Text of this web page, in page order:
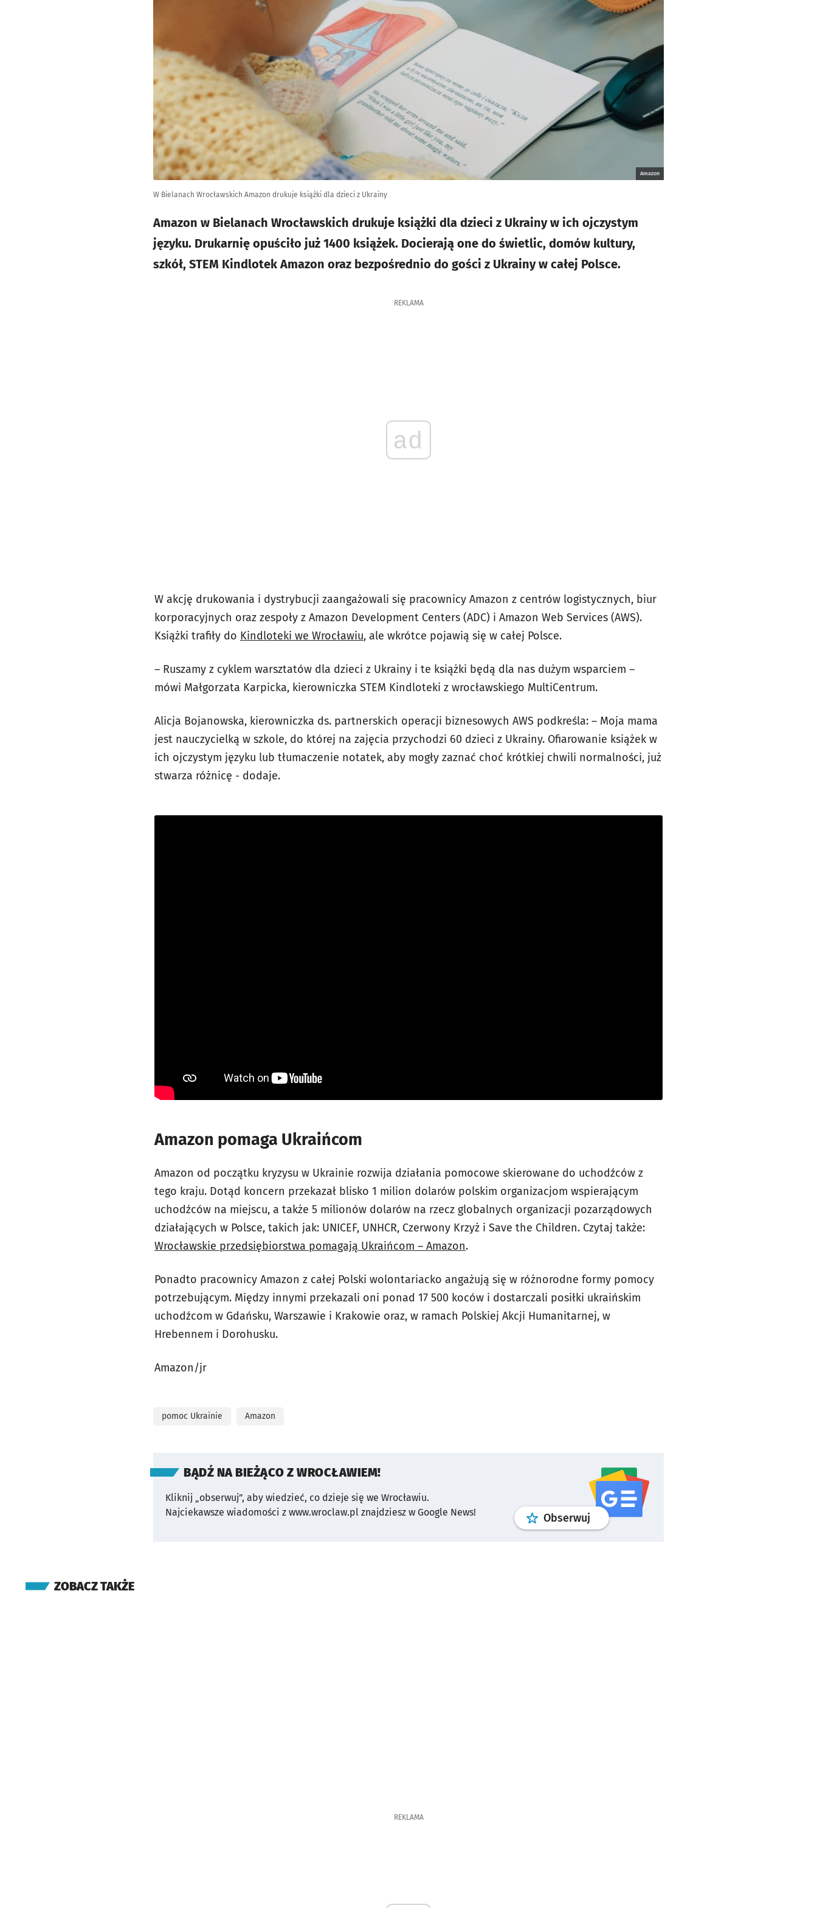
Amazon
W Bielanach Wrocławskich Amazon drukuje książki dla dzieci z Ukrainy
Amazon w Bielanach Wrocławskich drukuje książki dla dzieci z Ukrainy w ich ojczystym
języku. Drukarnię opuściło już 1400 książek. Docierają one do świetlic, domów kultury,
szkół, STEM Kindlotek Amazon oraz bezpośrednio do gości z Ukrainy w całej Polsce.
REKLAMA
ad
W akcję drukowania i dystrybucji zaangażowali się pracownicy Amazon z centrów logistycznych, biur
korporacyjnych oraz zespoły z Amazon Development Centers (ADC) i Amazon Web Services (AWS).
Książki trafiły do Kindloteki we Wrocławiu, ale wkrótce pojawią się w całej Polsce.
– Ruszamy z cyklem warsztatów dla dzieci z Ukrainy i te książki będą dla nas dużym wsparciem –
mówi Małgorzata Karpicka, kierowniczka STEM Kindloteki z wrocławskiego MultiCentrum.
Alicja Bojanowska, kierowniczka ds. partnerskich operacji biznesowych AWS podkreśla: – Moja mama
jest nauczycielką w szkole, do której na zajęcia przychodzi 60 dzieci z Ukrainy. Ofiarowanie książek w
ich ojczystym języku lub tłumaczenie notatek, aby mogły zaznać choć krótkiej chwili normalności, już
stwarza różnicę - dodaje.
Amazon pomaga Ukraińcom
Amazon od początku kryzysu w Ukrainie rozwija działania pomocowe skierowane do uchodźców z
tego kraju. Dotąd koncern przekazał blisko 1 milion dolarów polskim organizacjom wspierającym
uchodźców na miejscu, a także 5 milionów dolarów na rzecz globalnych organizacji pozarządowych
działających w Polsce, takich jak: UNICEF, UNHCR, Czerwony Krzyż i Save the Children. Czytaj także:
Wrocławskie przedsiębiorstwa pomagają Ukraińcom – Amazon.
Ponadto pracownicy Amazon z całej Polski wolontariacko angażują się w różnorodne formy pomocy
potrzebującym. Między innymi przekazali oni ponad 17 500 koców i dostarczali posiłki ukraińskim
uchodźcom w Gdańsku, Warszawie i Krakowie oraz, w ramach Polskiej Akcji Humanitarnej, w
Hrebennem i Dorohusku.
Amazon/jr
pomoc Ukrainie Amazon
BĄDŹ NA BIEŻĄCO Z WROCŁAWIEM!
Kliknij „obserwuj”, aby wiedzieć, co dzieje się we Wrocławiu.
Najciekawsze wiadomości z www.wroclaw.pl znajdziesz w Google News!
Obserwuj profilgoogle news
ZOBACZ TAKŻE
REKLAMA